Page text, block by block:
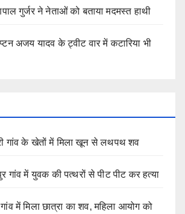
गुर्जर ने नेताओं को बताया मदमस्त हाथी
अजय यादव के ट्वीट वार में कटारिया भी
गांव के खेतों में मिला खून से लथपथ शव
गांव में युवक की पत्थरों से पीट पीट कर हत्या
में मिला छात्रा का शव, महिला आयोग को